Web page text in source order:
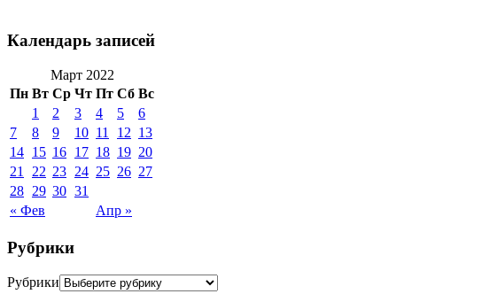
Календарь записей
Март 2022
Пн Вт Ср Чт Пт Сб Вс
« Фев Апр »
1 2 3 4 5
6
7
8 9 10 11 12 13
14 15 16 17 18 19 20
21
22 23 24 25 26 27
28 29 30 31
Рубрики
Рубрики